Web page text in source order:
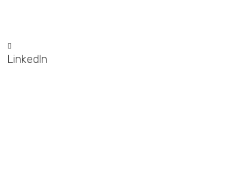
LinkedIn